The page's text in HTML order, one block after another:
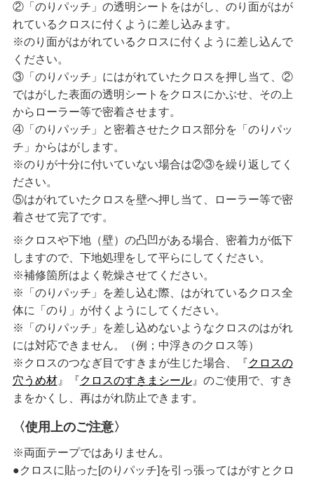
②「のりパッチ」の透明シートをはがし、のり面がはが
れているクロスに付くように差し込みます。
※のり面がはがれているクロスに付くように差し込んで
ください。
③「のりパッチ」にはがれていたクロスを押し当て、②
ではがした表面の透明シートをクロスにかぶせ、その上
からローラー等で密着させます。
④「のりパッチ」と密着させたクロス部分を「のりパッ
チ」からはがします。
※のりが十分に付いていない場合は②③を繰り返してく
ださい。
⑤はがれていたクロスを壁へ押し当て、ローラー等で密
着させて完了です。
※クロスや下地（壁）の凸凹がある場合、密着力が低下
しますので、下地処理をして平らにしてください。
※補修箇所はよく乾燥させてください。
※「のりパッチ」を差し込む際、はがれているクロス全
体に「のり」が付くようにしてください。
※「のりパッチ」を差し込めないようなクロスのはがれ
には対応できません。（例；中浮きのクロス等）
※クロスのつなぎ目ですきまが生じた場合、『クロスの
穴うめ材』『クロスのすきまシール』のご使用で、すき
まをかくし、再はがれ防止できます。
〈使用上のご注意〉
※両面テープではありません。
●クロスに貼った[のりパッチ]を引っ張ってはがすとクロ